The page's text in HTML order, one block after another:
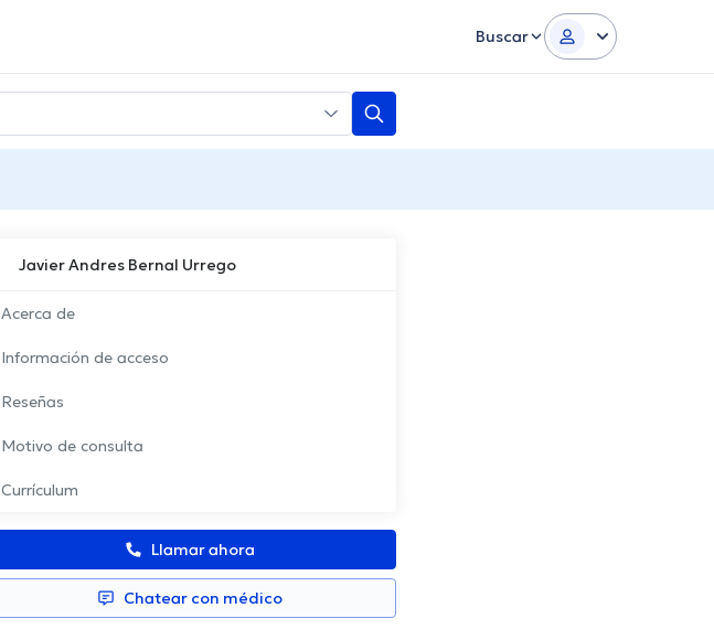
Buscar
Javier Andres Bernal Urrego
Acerca de
Información de acceso
Reseñas
Motivo de consulta
Currículum
Llamar ahora
Chatear con médico